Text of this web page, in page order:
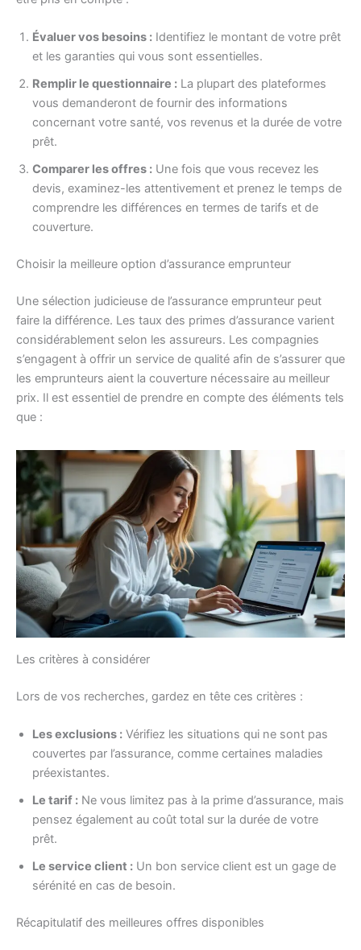
Évaluer vos besoins : Identifiez le montant de votre prêt
et les garanties qui vous sont essentielles.
Remplir le questionnaire : La plupart des plateformes
vous demanderont de fournir des informations
concernant votre santé, vos revenus et la durée de votre
prêt.
Comparer les offres : Une fois que vous recevez les
devis, examinez-les attentivement et prenez le temps de
comprendre les différences en termes de tarifs et de
couverture.
Choisir la meilleure option d’assurance emprunteur
Une sélection judicieuse de l’assurance emprunteur peut
faire la différence. Les taux des primes d’assurance varient
considérablement selon les assureurs. Les compagnies
s’engagent à offrir un service de qualité afin de s’assurer que
les emprunteurs aient la couverture nécessaire au meilleur
prix. Il est essentiel de prendre en compte des éléments tels
que :
Les critères à considérer
Lors de vos recherches, gardez en tête ces critères :
Les exclusions : Vérifiez les situations qui ne sont pas
couvertes par l’assurance, comme certaines maladies
préexistantes.
Le tarif : Ne vous limitez pas à la prime d’assurance, mais
pensez également au coût total sur la durée de votre
prêt.
Le service client : Un bon service client est un gage de
sérénité en cas de besoin.
Récapitulatif des meilleures offres disponibles